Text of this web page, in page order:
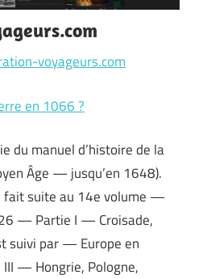
voyageurs.com
en 1066 ?
du manuel d’histoire de la
Âge — jusqu’en 1648).
fait suite au 14e volume —
— Partie I — Croisade,
suivi par — Europe en
— Hongrie, Pologne,